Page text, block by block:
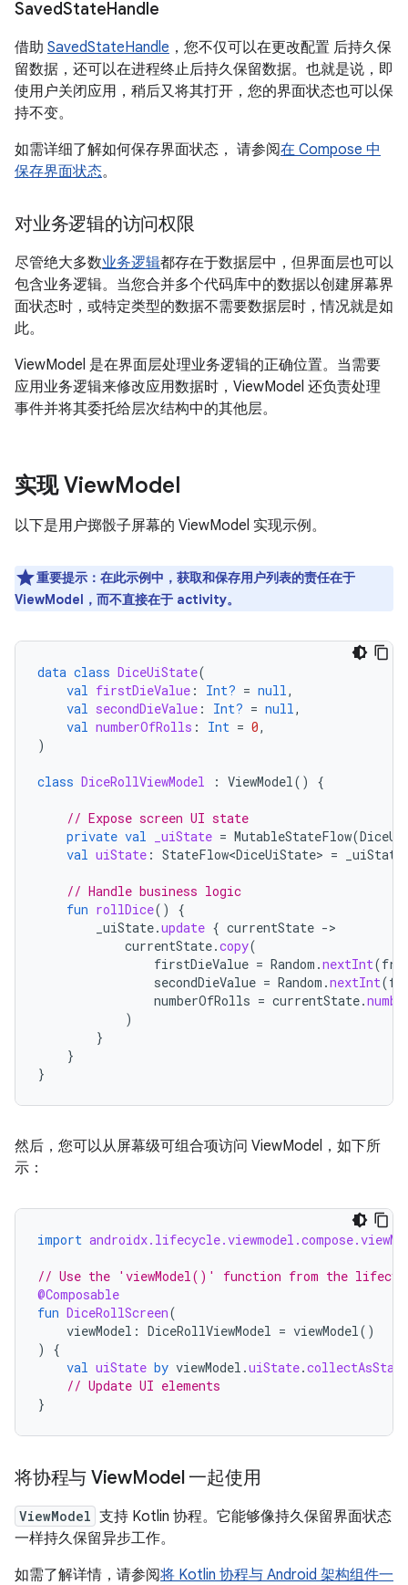
SavedStateHandle
借助 SavedStateHandle ，您不仅可以在更改配置 后持久保
留数据，还可以在进程终止后持久保留数据。也就是说，即
使用户关闭应用，稍后又将其打开，您的界面状态也可以保
持不变。
如需详细了解如何保存界面状态， 请参阅在 Compose 中
保存界面状态。
对业务逻辑的访问权限
尽管绝大多数业务逻辑都存在于数据层中，但界面层也可以
包含业务逻辑。当您合并多个代码库中的数据以创建屏幕界
面状态时，或特定类型的数据不需要数据层时，情况就是如
此。
ViewModel 是在界面层处理业务逻辑的正确位置。当需要
应用业务逻辑来修改应用数据时，ViewModel 还负责处理
事件并将其委托给层次结构中的其他层。
实现 ViewModel
以下是用户掷骰子屏幕的 ViewModel 实现示例。
重要提示：在此示例中，获取和保存用户列表的责任在于
ViewModel，而不直接在于 activity。
data class DiceUiState(
val firstDieValue : Int? = null,
val secondDieValue : Int? = null,
val numberOfRolls : Int = 0,
)
class DiceRollViewModel : ViewModel() {
// Expose screen UI state
private val _uiState = MutableStateFlow(
val uiState : StateFlow<DiceUiState> = _uiState
// Handle business logic
fun rollDice()
{
_uiState.update { currentState -
currentState.copy(
firstDieValue = Random .nextInt(
secondDieValue = Random .nextInt(
numberOfRolls = currentState.
)
}
}
}
然后，您可以从屏幕级可组合项访问 ViewModel，如下所
示：
import
// Use the 'viewModel()' function from the
@Composable
fun DiceRollScreen(
viewModel : DiceRollViewModel = viewModel()
)
{
val uiState by viewModel .uiState.
// Update UI elements
}
将协程与 ViewModel 一起使用
ViewModel 支持 Kotlin 协程。它能够像持久保留界面状态
一样持久保留异步工作。
如需了解详情，请参阅将 Kotlin 协程与 Android 架构组件一